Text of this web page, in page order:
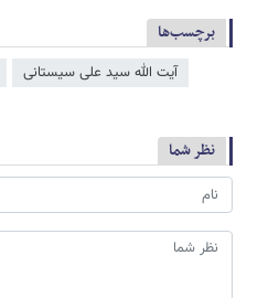
برچسب‌ها
آیت الله سید علی سیستانی
نظر شما